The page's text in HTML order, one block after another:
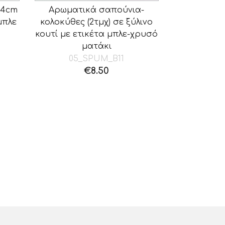
Αρωματικά σαπούνια-
κολοκύθες (2τμχ) σε ξύλινο
κουτί με ετικέτα μπλε-χρυσό
ματάκι
05_SPUM_B11
€8.50